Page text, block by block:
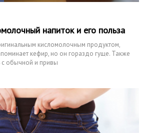
напиток и его польза
кисломолочным продуктом,
кефир, но он гораздо гуще. Также
с обычной и привы